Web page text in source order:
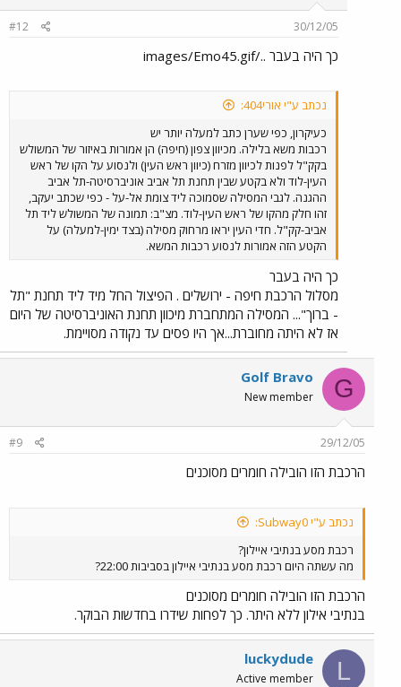
30/12/05
#12
כך היה בעבר ../images/Emo45.gif
נכתב ע"י אורי404:
כעיקרון, כפי שערן כתב למעלה יותר יש
רכבות משא בלילה. מכיוון צפון (חיפה) הן אמורות באיזור של המשולש
בקק"ל לפנות לכיוון מזרח (כיוון ראש העין) ולנסוע על הקו של ראש
העין-לוד ולא בקטע שבין תחנת תל אביב אוניברסיטה-תל אביב
ההגנה. לגבי המסילה שסמוכה ליד צומת אל-על - כפי שכתב יעקב,
זהו חלק מהקו של ראש העין-לוד. מצ"ב: תמונה של המשולש ליד תל
אביב-קק"ל. חדי העין יראו מרחוק מסילה (בצד ימין-למעלה) על
הקטע הזה אמורות לנסוע רכבות המשא.
כך היה בעבר
מסלול הרכבת חיפה - ירושלים . הפיצול החל מיד ליד תחנת "תל
- ברוך"... המסילה המתחברת מיכוון תחנת האוניברסיטה של היום
אז לא היתה מחוברת...אך היו פסים עד נקודה מסויימת.
G
Golf Bravo
New member
29/12/05
#9
הרכבת הזו הובילה חומרים מסוכנים
נכתב ע"י Subway0:
רכבת מסע בנתיבי איילון?
מה עשתה היום רכבת מסע בנתיבי איילון בסביבות 22:00?
הרכבת הזו הובילה חומרים מסוכנים
בנתיבי אילון ללא היתר. כך לפחות שידרו בחדשות הבוקר.
L
luckydude
Active member